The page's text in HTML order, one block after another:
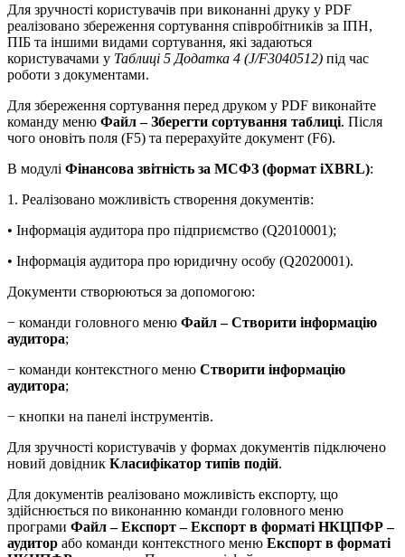
Для зручності користувачів при виконанні друку у PDF
реалізовано збереження сортування співробітників за ІПН,
ПІБ та іншими видами сортування, які задаються
користувачами у Таблиці 5 Додатка 4 (J/F3040512) під час
роботи з документами.
Для збереження сортування перед друком у PDF виконайте
команду меню Файл – Зберегти сортування таблиці. Після
чого оновіть поля (F5) та перерахуйте документ (F6).
В модулі Фінансова звітність за МСФЗ (формат iXBRL):
1. Реалізовано можливість створення документів:
• Інформація аудитора про підприємство (Q2010001);
• Інформація аудитора про юридичну особу (Q2020001).
Документи створюються за допомогою:
− команди головного меню Файл – Створити інформацію
аудитора;
− команди контекстного меню Створити інформацію
аудитора;
− кнопки на панелі інструментів.
Для зручності користувачів у формах документів підключено
новий довідник Класифікатор типів подій.
Для документів реалізовано можливість експорту, що
здійснюється по виконанню команди головного меню
програми Файл – Експорт – Експорт в форматі НКЦПФР –
аудитор або команди контекстного меню Експорт в форматі